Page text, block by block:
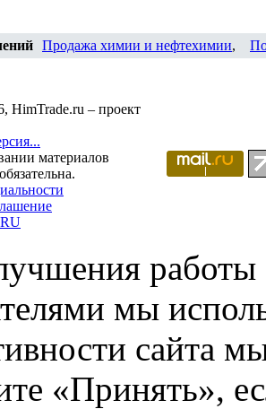
Продажа химии и нефтехимии,
HimTrade.ru – проект
материалов
работы
мы
сайта
«Принять»,